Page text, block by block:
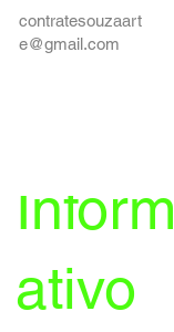
contratesouzaart
e@gmail.com
Inform
ativo